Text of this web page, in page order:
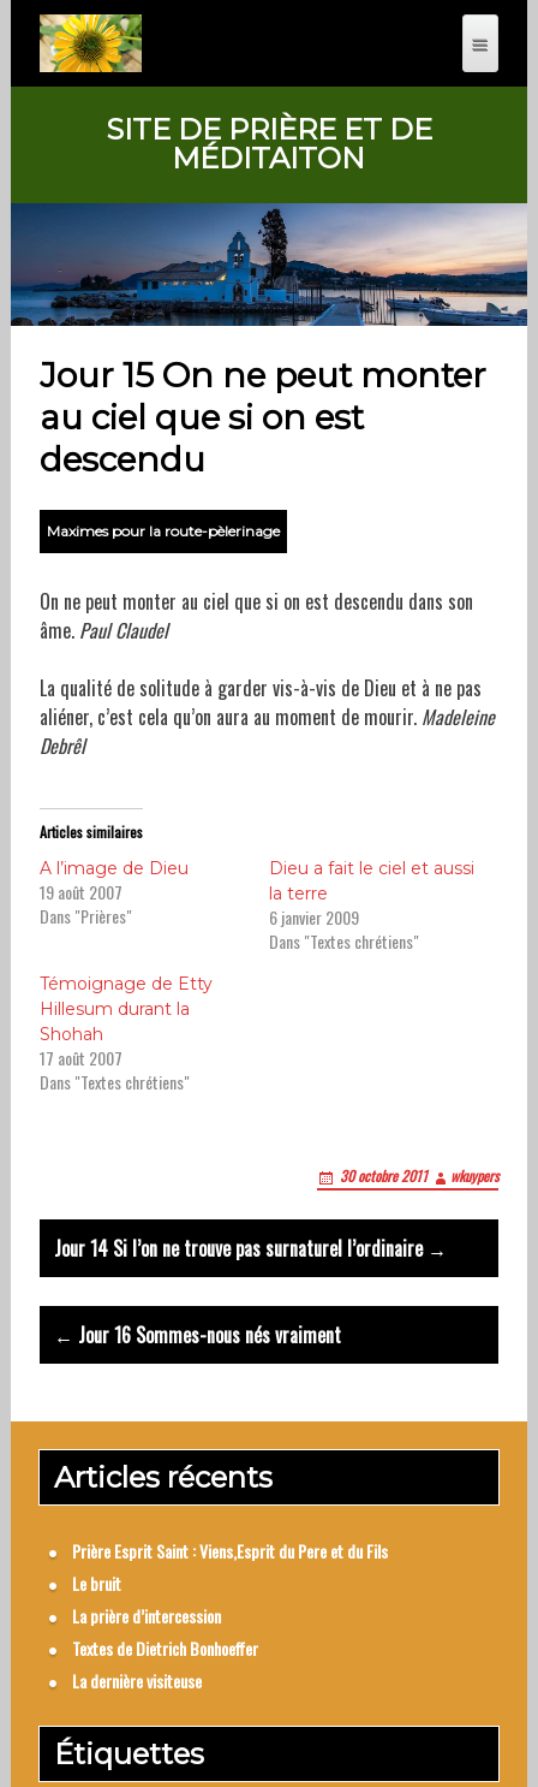
SITE DE PRIÈRE ET DE
MÉDITAITON
Jour 15 On ne peut monter
au ciel que si on est
descendu
Maximes pour la route-pèlerinage
On ne peut monter au ciel que si on est descendu dans son
âme. Paul Claudel
La qualité de solitude à garder vis-à-vis de Dieu et à ne pas
aliéner, c’est cela qu’on aura au moment de mourir. Madeleine
Debrêl
Articles similaires
A l’image de Dieu
19 août 2007
Dans "Prières"
Dieu a fait le ciel et aussi
la terre
6 janvier 2009
Dans "Textes chrétiens"
Témoignage de Etty
Hillesum durant la
Shohah
17 août 2007
Dans "Textes chrétiens"
30 octobre 2011 wkuypers
Post
navigation
Jour 14 Si l’on ne trouve pas surnaturel l’ordinaire →
← Jour 16 Sommes-nous nés vraiment
Articles récents
Prière Esprit Saint : Viens,Esprit du Pere et du Fils
Le bruit
La prière d’intercession
Textes de Dietrich Bonhoeffer
La dernière visiteuse
Étiquettes